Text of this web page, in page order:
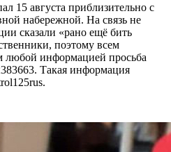
15 августа приблизительно с
набережной. На связь не
сказали «рано ещё бить
поэтому всем
информацией просьба
Такая информация